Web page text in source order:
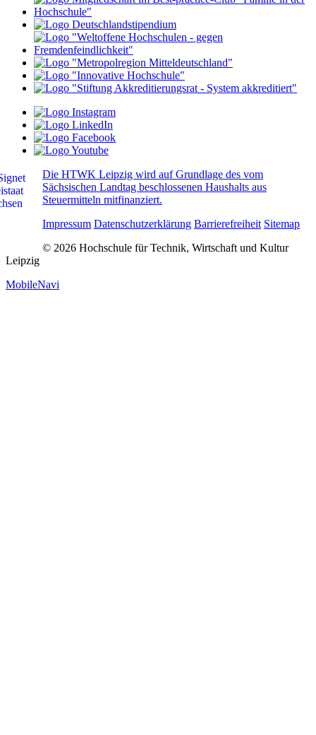
Die HTWK Leipzig wird auf Grundlage des vom
Sächsischen Landtag beschlossenen Haushalts aus
Steuermitteln mitfinanziert.
Impressum Datenschutzerklärung Barrierefreiheit Sitemap
© 2026 Hochschule für Technik, Wirtschaft und Kultur
Leipzig
MobileNavi